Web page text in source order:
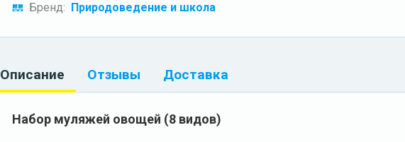
Бренд: Природоведение и школа
Описание Отзывы Доставка
Набор муляжей овощей (8 видов)